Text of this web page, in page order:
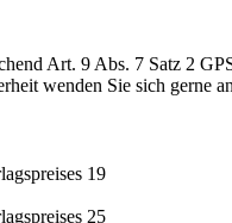
Art. 9 Abs. 7 Satz 2
wenden Sie sich gerne